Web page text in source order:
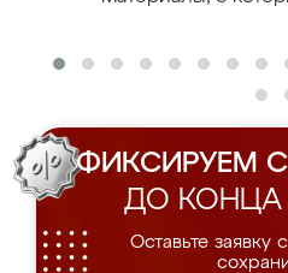
ФИКСИРУЕМ
ДО КОНЦА
Оставьте заявку